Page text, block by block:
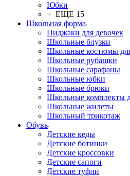
Юбки
+ ЕЩЕ 15
Школьная форма
Пиджаки для девочек
Школьные блузки
Школьные костюмы
Школьные рубашки
Школьные сарафаны
Школьные юбки
Школьные брюки
Школьные комплекты
Школьные жилеты
Школьный трикотаж
Обувь
Детские кеды
Детские ботинки
Детские кроссовки
Детские сапоги
Детские туфли